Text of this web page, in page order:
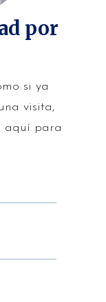
por
si ya
visita,
aquí para